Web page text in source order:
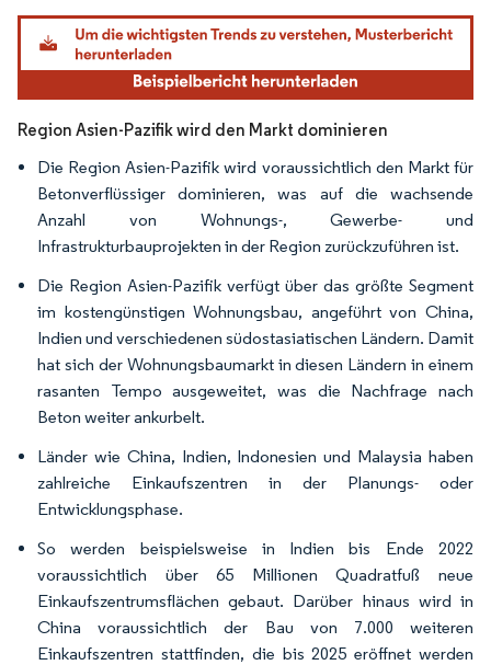
Bild © Mordor Intelligence. Wiederverwendung erfordert Namensnennung gemäß
Region Asien-Pazifik wird den Markt dominieren
Die Region Asien-Pazifik wird voraussichtlich den Markt für
Betonverflüssiger dominieren, was auf die wachsende
Anzahl von Wohnungs-, Gewerbe- und
Infrastrukturbauprojekten in der Region zurückzuführen ist.
Die Region Asien-Pazifik verfügt über das größte Segment
im kostengünstigen Wohnungsbau, angeführt von China,
Indien und verschiedenen südostasiatischen Ländern. Damit
hat sich der Wohnungsbaumarkt in diesen Ländern in einem
rasanten Tempo ausgeweitet, was die Nachfrage nach
Beton weiter ankurbelt.
Länder wie China, Indien, Indonesien und Malaysia haben
zahlreiche Einkaufszentren in der Planungs- oder
Entwicklungsphase.
So werden beispielsweise in Indien bis Ende 2022
voraussichtlich über 65 Millionen Quadratfuß neue
Einkaufszentrumsflächen gebaut. Darüber hinaus wird in
China voraussichtlich der Bau von 7.000 weiteren
Einkaufszentren stattfinden, die bis 2025 eröffnet werden